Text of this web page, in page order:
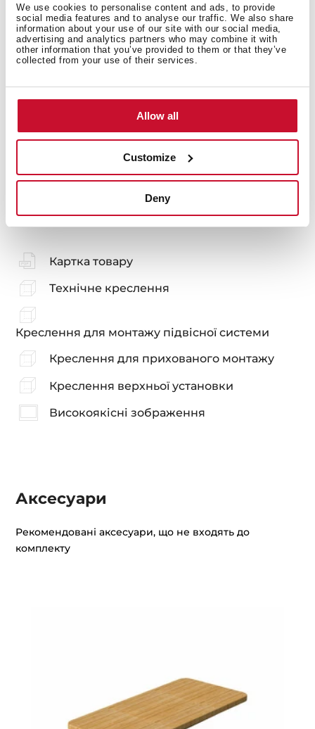
We use cookies to personalise content and ads, to provide
social media features and to analyse our traffic. We also share
information about your use of our site with our social media,
advertising and analytics partners who may combine it with
other information that you’ve provided to them or that they’ve
collected from your use of their services.
Allow all
Customize
Deny
Макет мийки
Аксесуари
Вас також може зацікавити
Картка товару
Технічне креслення
Креслення для монтажу підвісної системи
Креслення для прихованого монтажу
Креслення верхньої установки
Високоякісні зображення
Аксесуари
Рекомендовані аксесуари, що не входять до
комплекту